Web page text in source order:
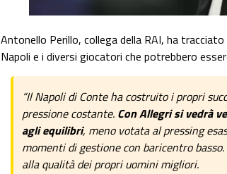
Antonello Perillo, collega della RAI, ha
Napoli e i diversi giocatori che potrebbero
“Il Napoli di Conte ha costruito i propri
pressione costante. Con Allegri si vedrà
agli equilibri, meno votata al pressing
momenti di gestione con baricentro
alla qualità dei propri uomini migliori.